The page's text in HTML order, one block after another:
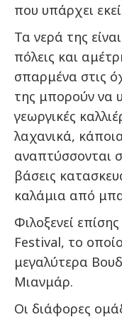
που υπάρχει
Τα νερά της
πόλεις και
σπαρμένα στις
της μπορούν να
γεωργικές
λαχανικά,
αναπτύσσονται
βάσεις
καλάμια από
Φιλοξενεί
Festival, το
μεγαλύτερα
Μιανμάρ.
Οι διάφορες